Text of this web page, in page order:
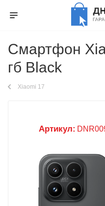
Смартфон
гб Black
Xiaomi 17
Артикул: